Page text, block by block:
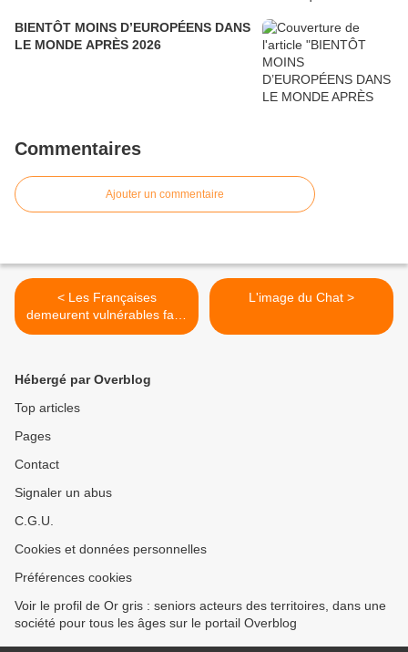
BIENTÔT MOINS D’EUROPÉENS DANS
LE MONDE APRÈS 2026
Commentaires
Ajouter un commentaire
< Les Françaises
demeurent vulnérables face
à la retraite
L'image du Chat >
Hébergé par Overblog
Top articles
Pages
Contact
Signaler un abus
C.G.U.
Cookies et données personnelles
Préférences cookies
Voir le profil de Or gris : seniors acteurs des territoires, dans une
société pour tous les âges sur le portail Overblog